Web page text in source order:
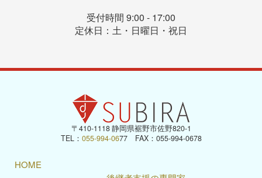
受付時間 9:00 - 17:00
定休日：土・日曜日・祝日
〒410-1118 静岡県裾野市佐野820-1
TEL： 055-994-0677 FAX：055-994-0678
HOME